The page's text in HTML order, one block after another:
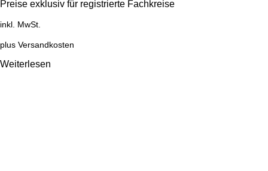
Preise exklusiv für registrierte Fachkreise
inkl. MwSt.
plus Versandkosten
Weiterlesen